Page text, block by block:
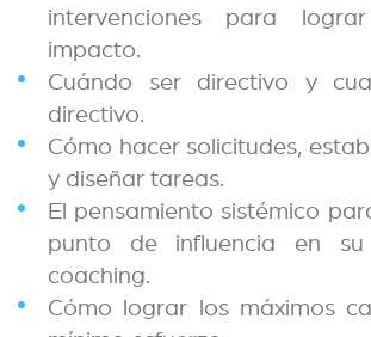
intervenciones para
impacto.
Cuándo ser directivo y
directivo.
Cómo hacer solicitudes,
y diseñar tareas.
El pensamiento sistémico
punto de influencia en
coaching.
Cómo lograr los máximos